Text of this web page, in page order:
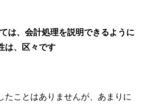
は、会計処理を説明できるように
は、区々です
たことはありませんが、あまりに